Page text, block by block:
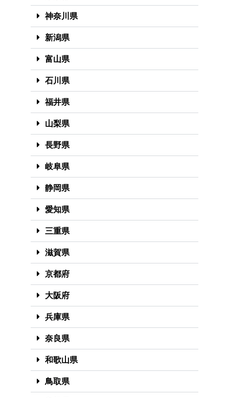
神奈川県
新潟県
富山県
石川県
福井県
山梨県
長野県
岐阜県
静岡県
愛知県
三重県
滋賀県
京都府
大阪府
兵庫県
奈良県
和歌山県
鳥取県